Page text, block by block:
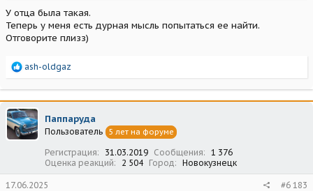
У отца была такая.
Теперь у меня есть дурная мысль попытаться ее найти.
Отговорите плизз)
Р
а
к
ц
и
и
ash-oldgaz
Паппаруда
Пользователь 5 лет на форуме
Регистрация 31.03.2019 Сообщения
1 376
Оценка реакций
2 504 Город Новокузнецк
17.06.2025 #6 183